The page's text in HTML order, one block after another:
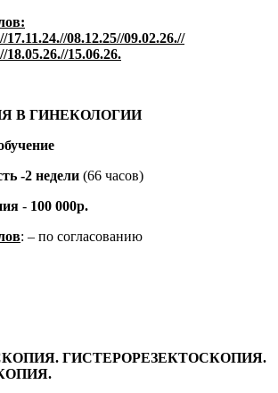
17.11.24.//08.12.25//09.02.26.//
18.05.26.//15.06.26.
В ГИНЕКОЛОГИИ
-2 недели (66 часов)
- 100 000р.
: – по согласованию
ГИСТЕРОРЕЗЕКТОСКОПИЯ.